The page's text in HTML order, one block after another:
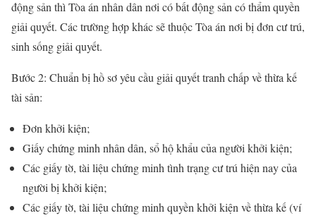
động sản thì Tòa án nhân dân nơi có bất động sản có thẩm quyền
giải quyết. Các trường hợp khác sẽ thuộc Tòa án nơi bị đơn cư trú,
sinh sống giải quyết.
Bước 2: Chuẩn bị hồ sơ yêu cầu giải quyết tranh chấp về thừa kế
tài sản:
Đơn khởi kiện;
Giấy chứng minh nhân dân, sổ hộ khẩu của người khởi kiện;
Các giấy tờ, tài liệu chứng minh tình trạng cư trú hiện nay của
người bị khởi kiện;
Các giấy tờ, tài liệu chứng minh quyền khởi kiện về thừa kế (ví